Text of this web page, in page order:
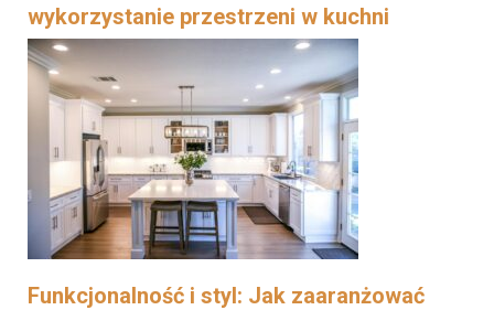
wykorzystanie przestrzeni w kuchni
Funkcjonalność i styl: Jak zaaranżować